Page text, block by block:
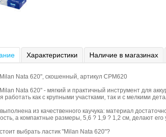
Характеристики Наличие в магазинах
Nata 620", скошенный, артикул CPM620
Nata 620" - мягкий и практичный инструмент для
работать как с крупными участками, так и с мелкими
из качественного каучука: материал
а компактные размеры, 5,6 ? 1,9 ? 1,2 см, делают
выбрать ластик "Milan Nata 620"?